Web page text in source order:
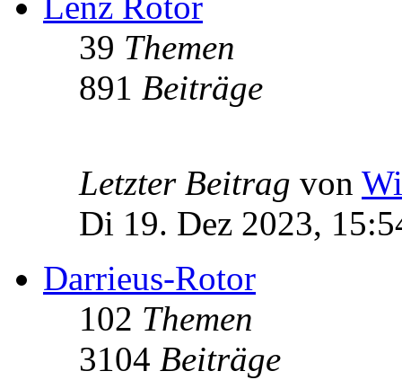
39 Themen
891 Beiträge
Letzter Beitrag von
Di 19. Dez 2023,
Darrieus-Rotor
102 Themen
3104 Beiträge